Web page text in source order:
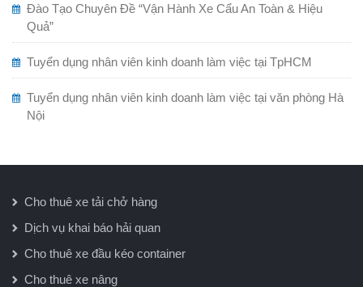
Đào Tạo Chuyên Đề “Vận Hành Xe Cẩu An Toàn & Hiệu
Quả”
Tuyển dụng nhân viên kinh doanh làm việc tại TpHCM
Tuyển dụng nhân viên kinh doanh làm việc tại văn phòng Hà
Nội
Cho thuê xe tải chở hàng
Dịch vụ khai báo hải quan
Cho thuê xe đầu kéo container
Cho thuê xe nâng